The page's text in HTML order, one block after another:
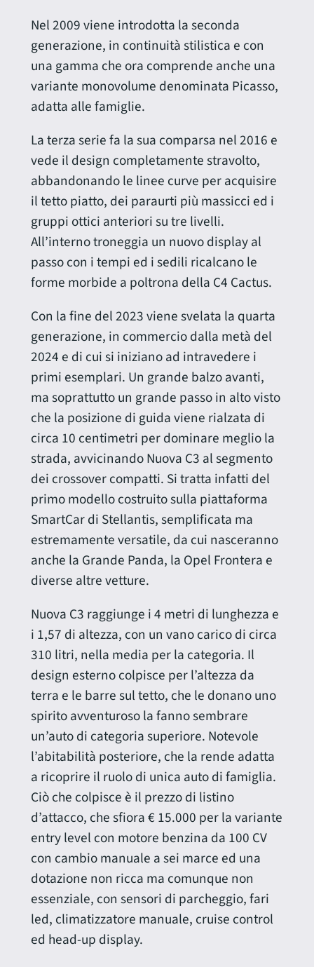
Nel 2009 viene introdotta la seconda
generazione, in continuità stilistica e con
una gamma che ora comprende anche una
variante monovolume denominata Picasso,
adatta alle famiglie.
La terza serie fa la sua comparsa nel 2016 e
vede il design completamente stravolto,
abbandonando le linee curve per acquisire
il tetto piatto, dei paraurti più massicci ed i
gruppi ottici anteriori su tre livelli.
All’interno troneggia un nuovo display al
passo con i tempi ed i sedili ricalcano le
forme morbide a poltrona della C4 Cactus.
Con la fine del 2023 viene svelata la quarta
generazione, in commercio dalla metà del
2024 e di cui si iniziano ad intravedere i
primi esemplari. Un grande balzo avanti,
ma soprattutto un grande passo in alto visto
che la posizione di guida viene rialzata di
circa 10 centimetri per dominare meglio la
strada, avvicinando Nuova C3 al segmento
dei crossover compatti. Si tratta infatti del
primo modello costruito sulla piattaforma
SmartCar di Stellantis, semplificata ma
estremamente versatile, da cui nasceranno
anche la Grande Panda, la Opel Frontera e
diverse altre vetture.
Nuova C3 raggiunge i 4 metri di lunghezza e
i 1,57 di altezza, con un vano carico di circa
310 litri, nella media per la categoria. Il
design esterno colpisce per l’altezza da
terra e le barre sul tetto, che le donano uno
spirito avventuroso la fanno sembrare
un’auto di categoria superiore. Notevole
l’abitabilità posteriore, che la rende adatta
a ricoprire il ruolo di unica auto di famiglia.
Ciò che colpisce è il prezzo di listino
d’attacco, che sfiora € 15.000 per la variante
entry level con motore benzina da 100 CV
con cambio manuale a sei marce ed una
dotazione non ricca ma comunque non
essenziale, con sensori di parcheggio, fari
led, climatizzatore manuale, cruise control
ed head-up display.